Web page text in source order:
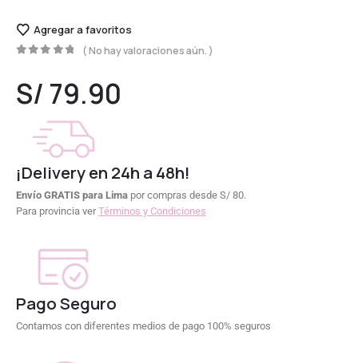
Agregar a favoritos
( No hay valoraciones aún. )
S/ 79.90
¡Delivery en 24h a 48h!
Envío GRATIS para Lima por compras desde S/ 80.
Para provincia verTérminos y Condiciones
Pago Seguro
Contamos con diferentes medios de pago 100% seguros